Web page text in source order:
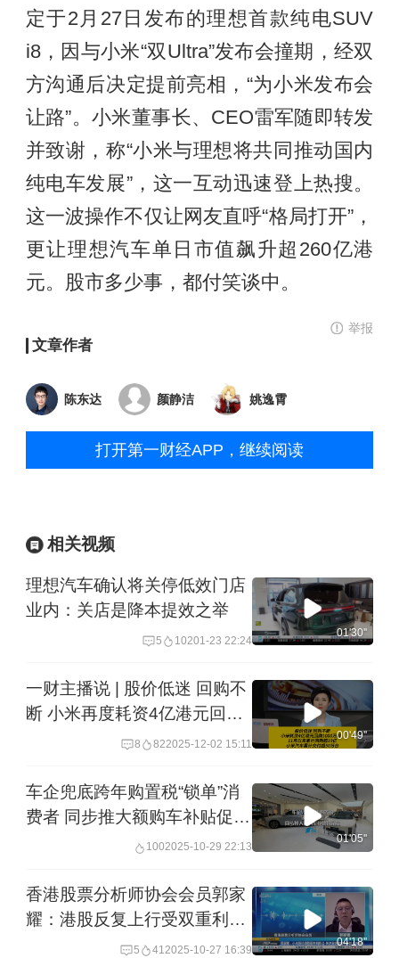
定于2月27日发布的理想首款纯电SUV
i8，因与小米“双Ultra”发布会撞期，经双
方沟通后决定提前亮相，“为小米发布会
让路”。小米董事长、CEO雷军随即转发
并致谢，称“小米与理想将共同推动国内
纯电车发展”，这一互动迅速登上热搜。
这一波操作不仅让网友直呼“格局打开”，
更让理想汽车单日市值飙升超260亿港
元。股市多少事，都付笑谈中。
举报
文章作者
陈东达 颜静洁 姚逸霄
打开第一财经APP，继续阅读
相关视频
理想汽车确认将关停低效门店
业内：关店是降本提效之举
5 10201-23 22:24
01'30''
一财主播说 | 股价低迷 回购不
断 小米再度耗资4亿港元回购
8 822025-12-02 15:11
00'49''
车企兜底跨年购置税“锁单”消
费者 同步推大额购车补贴促销
量 业内：四季度冲量可能不
1002025-10-29 22:13
01'05''
香港股票分析师协会会员郭家
耀：港股反复上行受双重利好
支撑 关注贸易谈判与全球央行
5 412025-10-27 16:39
04'18''